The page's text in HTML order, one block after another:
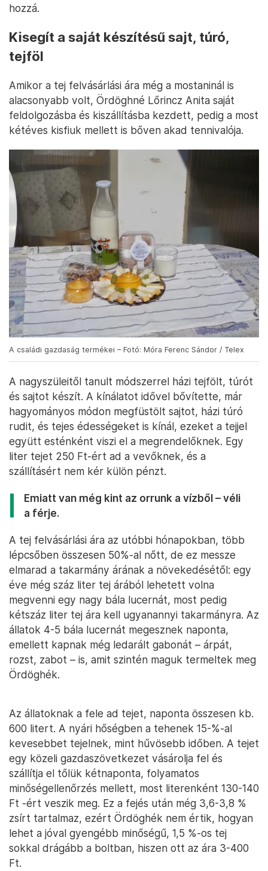
hozzá.
Kisegít a saját készítésű sajt, túró,
tejföl
Amikor a tej felvásárlási ára még a mostaninál is
alacsonyabb volt, Ördöghné Lőrincz Anita saját
feldolgozásba és kiszállításba kezdett, pedig a most
kétéves kisfiuk mellett is bőven akad tennivalója.
A családi gazdaság termékei – Fotó: Móra Ferenc Sándor / Telex
A nagyszüleitől tanult módszerrel házi tejfölt, túrót
és sajtot készít. A kínálatot idővel bővítette, már
hagyományos módon megfüstölt sajtot, házi túró
rudit, és tejes édességeket is kínál, ezeket a tejjel
együtt esténként viszi el a megrendelőknek. Egy
liter tejet 250 Ft-ért ad a vevőknek, és a
szállításért nem kér külön pénzt.
Emiatt van még kint az orrunk a vízből – véli
a férje.
A tej felvásárlási ára az utóbbi hónapokban, több
lépcsőben összesen 50%-al nőtt, de ez messze
elmarad a takarmány árának a növekedésétől: egy
éve még száz liter tej árából lehetett volna
megvenni egy nagy bála lucernát, most pedig
kétszáz liter tej ára kell ugyanannyi takarmányra. Az
állatok 4-5 bála lucernát megesznek naponta,
emellett kapnak még ledarált gabonát – árpát,
rozst, zabot – is, amit szintén maguk termeltek meg
Ördöghék.
Az állatoknak a fele ad tejet, naponta összesen kb.
600 litert. A nyári hőségben a tehenek 15-%-al
kevesebbet tejelnek, mint hűvösebb időben. A tejet
egy közeli gazdaszövetkezet vásárolja fel és
szállítja el tőlük kétnaponta, folyamatos
minőségellenőrzés mellett, most literenként 130-140
Ft -ért veszik meg. Ez a fejés után még 3,6-3,8 %
zsírt tartalmaz, ezért Ördöghék nem értik, hogyan
lehet a jóval gyengébb minőségű, 1,5 %-os tej
sokkal drágább a boltban, hiszen ott az ára 3-400
Ft.